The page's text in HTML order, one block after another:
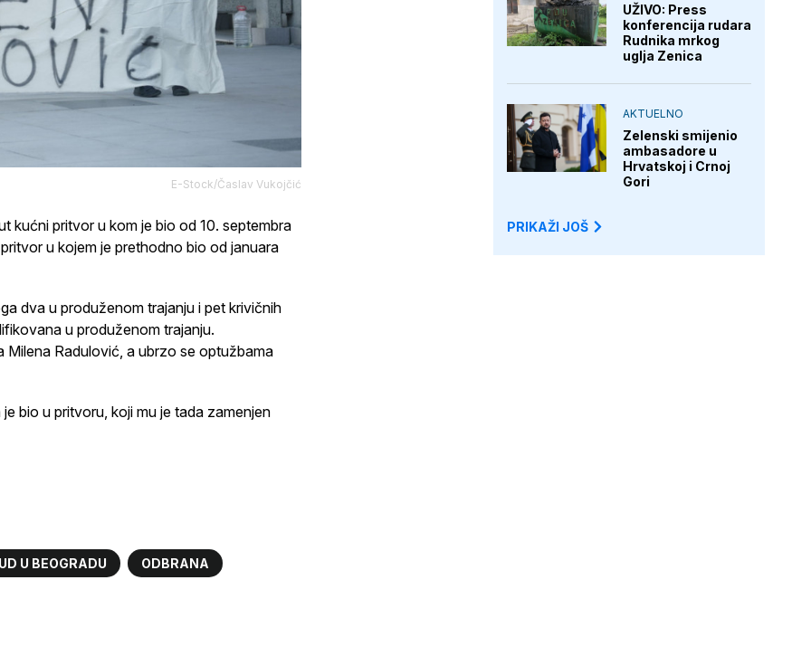
E-Stock/Časlav Vukojčić
kućni pritvor u kom je bio od 10. septembra
u kojem je prethodno bio od januara
dva u produženom trajanju i pet krivičnih
u produženom trajanju.
Milena Radulović, a ubrzo se optužbama
je bio u pritvoru, koji mu je tada zamenjen
U BEOGRADU ODBRANA
UŽIVO: Press
konferencija rudara
Rudnika mrkog
uglja Zenica
AKTUELNO
Zelenski smijenio
ambasadore u
Hrvatskoj i Crnoj
Gori
PRIKAŽI JOŠ